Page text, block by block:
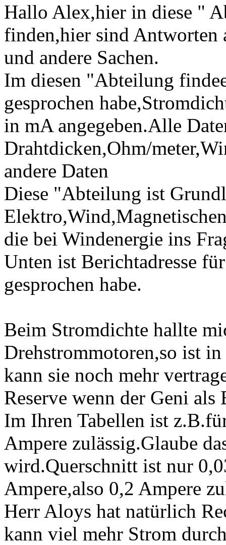
Hallo Alex,hier in diese "
finden,hier sind Antworten
und andere Sachen.
Im diesen "Abteilung
gesprochen
in mA angegeben.Alle
Drahtdicken,Ohm/
andere Daten
Diese "Abteilung ist
die bei Windenergie ins
Unten ist Berichtadresse
gesprochen habe.
Beim Stromdichte hallte
Drehstrommotoren,so ist
kann sie noch mehr
Reserve wenn der Geni
Im Ihren Tabellen ist
Ampere zulässig.Glaube
wird.Querschnitt ist nur
Ampere,also 0,2 Ampere
Herr Aloys hat natürlich
kann viel mehr Strom